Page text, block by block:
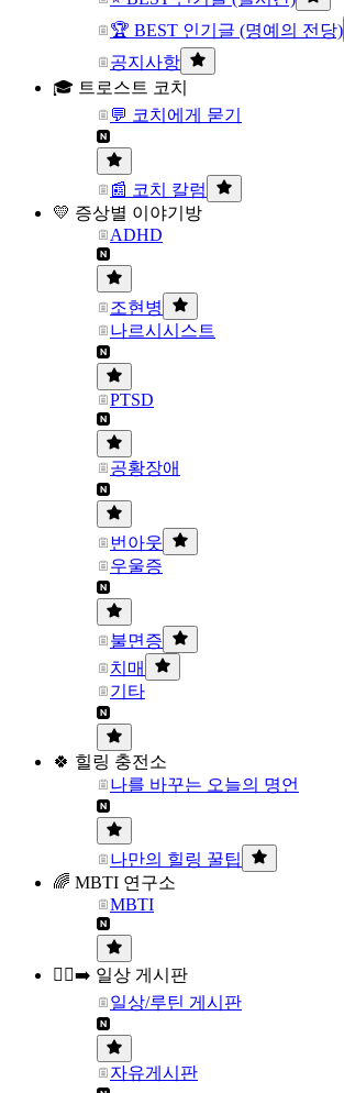
🏆 BEST 인기글 (명예의 전당)
공지사항
🎓 트로스트 코치
💬 코치에게 묻기
📰 코치 칼럼
💛 증상별 이야기방
ADHD
조현병
나르시시스트
PTSD
공황장애
번아웃
우울증
불면증
치매
기타
🍀 힐링 충전소
나를 바꾸는 오늘의 명언
나만의 힐링 꿀팁
🌈 MBTI 연구소
MBTI
🏃‍♀️‍➡️ 일상 게시판
일상/루틴 게시판
자유게시판